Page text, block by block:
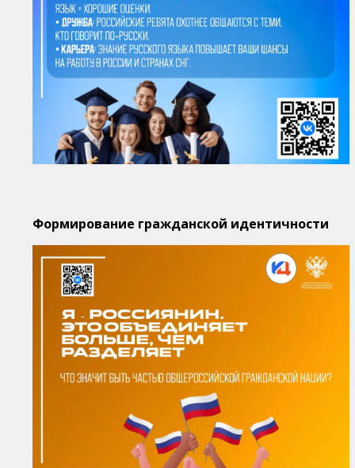
Формирование гражданской идентичности